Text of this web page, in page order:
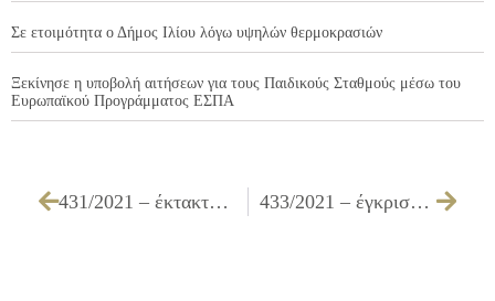
Σε ετοιμότητα ο Δήμος Ιλίου λόγω υψηλών θερμοκρασιών
Ξεκίνησε η υποβολή αιτήσεων για τους Παιδικούς Σταθμούς μέσω του
Ευρωπαϊκού Προγράμματος ΕΣΠΑ
431/2021 – έκτακτη επιχορήγηση στις Σχολικές Επιτροπές Πρωτοβάθμιας και Δευτεροβάθμιας Εκπαίδευσης του Δήμου Ιλίου 433/2021 – έγκριση πρακτικού της επιτροπής διενέργειας του ανοιχτού ηλεκτρονικού διαγωνισμού κάτω των ορίων για την «Σίτιση μαθητών Μουσικού Σχολείου Ιλίου»